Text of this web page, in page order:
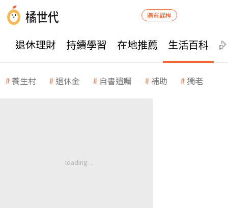
購買課程
退休理財 持續學習 在地推薦 生活百科
養生村 退休金 自書遺囑 補助 獨老